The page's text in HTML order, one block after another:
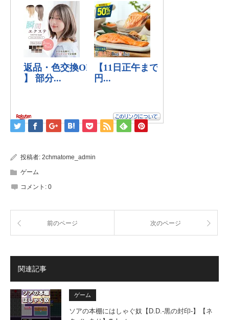
投稿者: 2chmatome_admin
ゲーム
コメント: 0
前のページ 次のページ
関連記事
ゲーム
ソアの本棚にはしゃぐ奴【D.D.-黒の封印-】【ネ